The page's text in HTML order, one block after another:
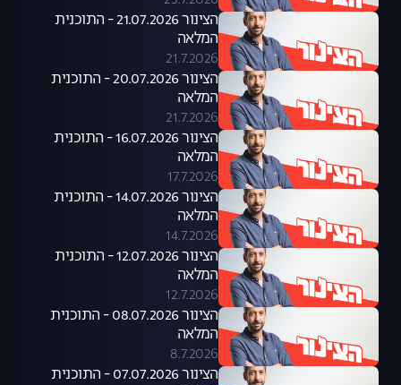
הצינור 21.07.2026 - התוכנית
המלאה
21.7.2026
הצינור 20.07.2026 - התוכנית
המלאה
21.7.2026
הצינור 16.07.2026 - התוכנית
המלאה
17.7.2026
הצינור 14.07.2026 - התוכנית
המלאה
14.7.2026
הצינור 12.07.2026 - התוכנית
המלאה
12.7.2026
הצינור 08.07.2026 - התוכנית
המלאה
8.7.2026
הצינור 07.07.2026 - התוכנית